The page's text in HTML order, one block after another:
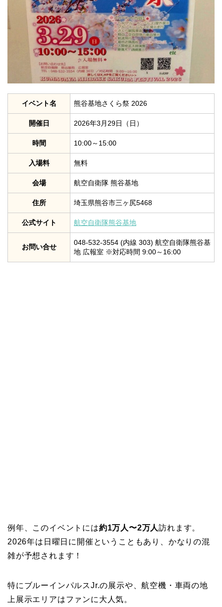
イベント名 熊谷基地さくら祭 2026
開催日 2026年3月29日（日）
時間 10:00～15:00
入場料 無料
会場 航空自衛隊 熊谷基地
住所 埼玉県熊谷市三ヶ尻5468
公式サイト 航空自衛隊熊谷基地
お問い合せ
048-532-3554 (内線 303) 航空自衛隊熊谷基
地 広報室 ※対応時間 9:00～16:00
例年、このイベントには約1万人〜2万人訪れます。
2026年は日曜日に開催ということもあり、かなりの混
雑が予想されます！
特にブルーインパルスJr.の展示や、航空機・車両の地
上展示エリアはファンに大人気。